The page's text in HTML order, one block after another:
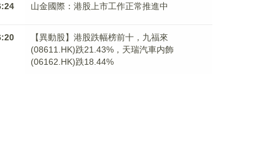
山金國際：港股上市工作正常推進中
【異動股】港股跌幅榜前十，九福來
(08611.HK)跌21.43%，天瑞汽車内飾
(06162.HK)跌18.44%